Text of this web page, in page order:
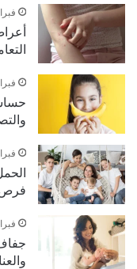
فبراير
فبراير
فبراير
فرص
فبراير 7,